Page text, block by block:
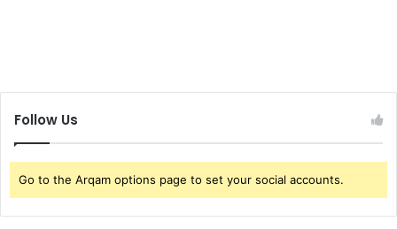
Follow Us
Go to the Arqam options page to set your social accounts.